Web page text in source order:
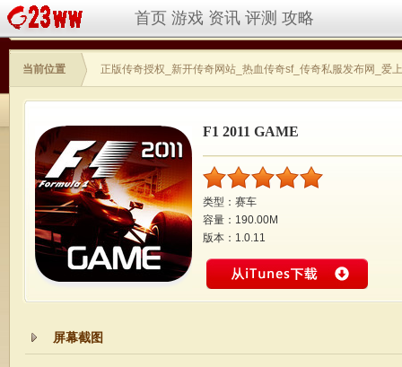
首页 游戏 资讯 评测 攻略
当前位置 正版传奇授权_新开传奇网站_热血传奇sf_传奇私服发布网_爱
F1 2011 GAME
类型：赛车
容量：190.00M
版本：1.0.11
屏幕截图